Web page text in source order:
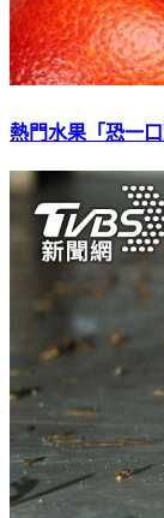
熱門水果「恐一